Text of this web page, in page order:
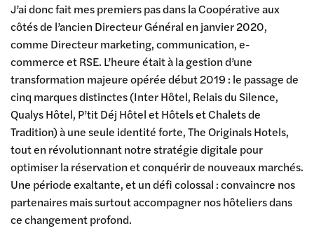
J’ai donc fait mes premiers pas dans la Coopérative aux
côtés de l’ancien Directeur Général en janvier 2020,
comme Directeur marketing, communication, e-
commerce et RSE. L’heure était à la gestion d’une
transformation majeure opérée début 2019 : le passage de
cinq marques distinctes (Inter Hôtel, Relais du Silence,
Qualys Hôtel, P’tit Déj Hôtel et Hôtels et Chalets de
Tradition) à une seule identité forte, The Originals Hotels,
tout en révolutionnant notre stratégie digitale pour
optimiser la réservation et conquérir de nouveaux marchés.
Une période exaltante, et un défi colossal : convaincre nos
partenaires mais surtout accompagner nos hôteliers dans
ce changement profond.